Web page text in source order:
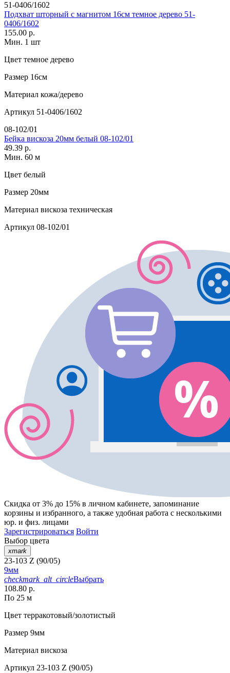
51-0406/1602
Подхват шторный с магнитом 16см темное дерево 51-
0406/1602
155.00 р.
Мин. 1 шт
Цвет темное дерево
Размер 16см
Материал кожа/дерево
Артикул 51-0406/1602
08-102/01
Бейка вискоза 20мм белый 08-102/01
49.39 р.
Мин. 60 м
Цвет белый
Размер 20мм
Материал вискоза техническая
Артикул 08-102/01
Скидка от 3% до 15% в личном кабинете, запоминание
корзины и избранного, а также удобная работа с несколькими
юр. и физ. лицами
Зарегистрироваться Войти
Выбор цвета
xmark
23-103 Z (90/05)
9мм
checkmark_alt_circleВыбрать
108.80 р.
По 25 м
Цвет терракотовый/золотистый
Размер 9мм
Материал вискоза
Артикул 23-103 Z (90/05)